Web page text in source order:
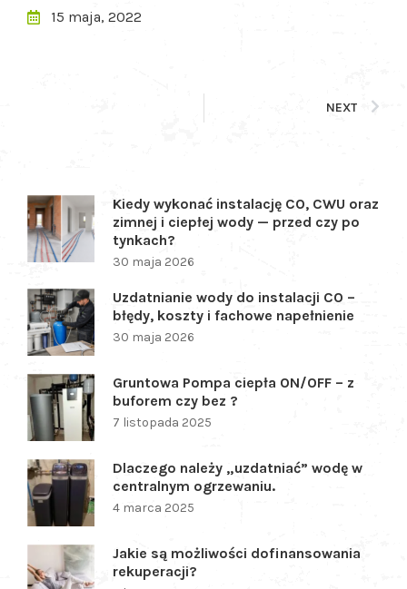
15 maja, 2022
NEXT
Kiedy wykonać instalację CO, CWU oraz
zimnej i ciepłej wody — przed czy po
tynkach?
30 maja 2026
Uzdatnianie wody do instalacji CO –
błędy, koszty i fachowe napełnienie
30 maja 2026
Gruntowa Pompa ciepła ON/OFF – z
buforem czy bez ?
7 listopada 2025
Dlaczego należy „uzdatniać” wodę w
centralnym ogrzewaniu.
4 marca 2025
Jakie są możliwości dofinansowania
rekuperacji?